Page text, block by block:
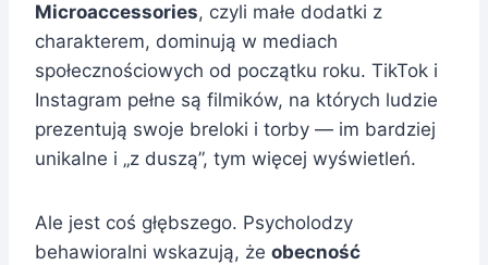
Microaccessories, czyli małe dodatki z
charakterem, dominują w mediach
społecznościowych od początku roku. TikTok i
Instagram pełne są filmików, na których ludzie
prezentują swoje breloki i torby — im bardziej
unikalne i „z duszą”, tym więcej wyświetleń.
Ale jest coś głębszego. Psycholodzy
behawioralni wskazują, że obecność